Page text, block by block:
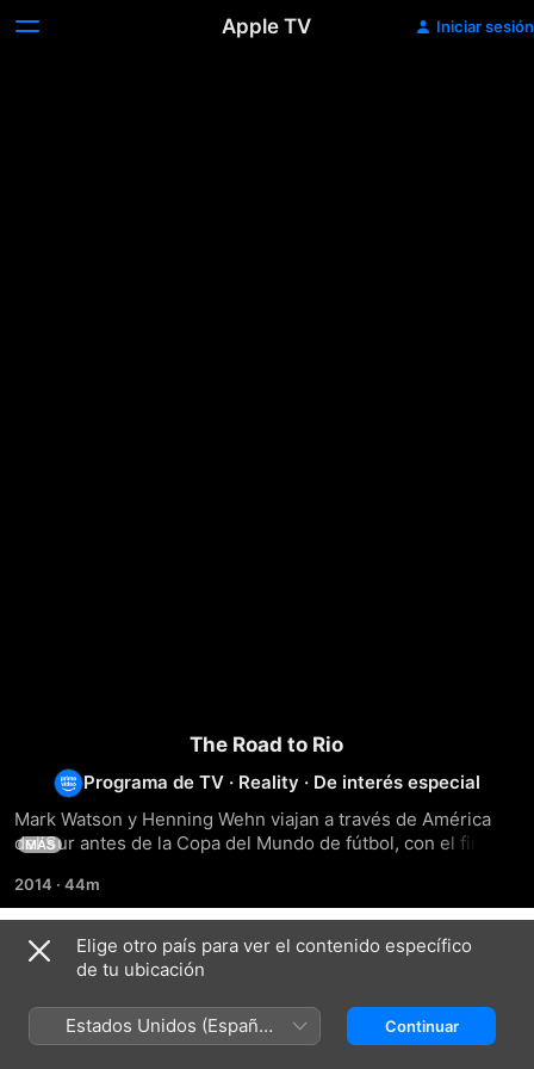
Apple TV Iniciar sesión
The Road to Rio
Programa de TV · Reality · De interés especial
Mark Watson y Henning Wehn viajan a través de América
del Sur antes de la Copa del Mundo de fútbol, con el fin de
MÁS
2014 · 44m
Temporada 1
Elige otro país para ver el contenido específico
de tu ubicación
Estados Unidos (Español
México)
Continuar